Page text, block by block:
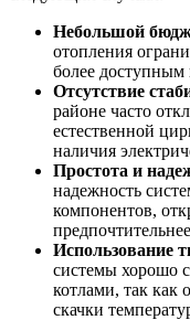
Небольшой
отопления
более доступным
Отсутствие
районе часто
естественной
наличия
Простота и
надежность
компонентов,
Использование
системы хорошо
котлами, так как
скачки